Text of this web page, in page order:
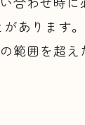
あります。
の範囲を超